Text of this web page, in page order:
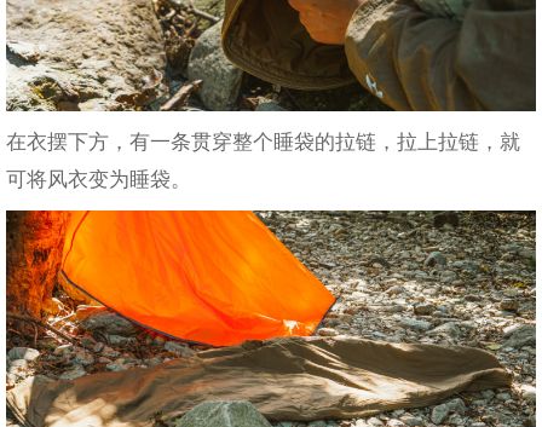
在衣摆下方，有一条贯穿整个睡袋的拉链，拉上拉链，就
可将风衣变为睡袋。